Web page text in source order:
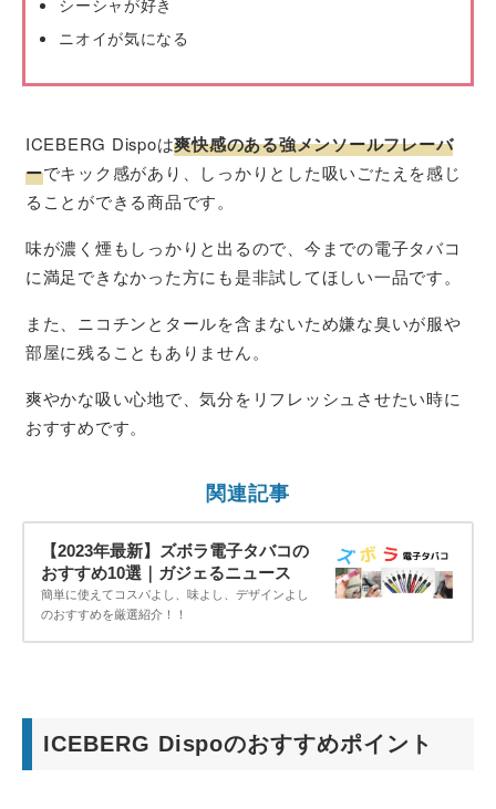
ニオイが気になる
ICEBERG Dispoは爽快感のある強メンソールフレーバ
ーでキック感があり、しっかりとした吸いごたえを感じ
ることができる商品です。
味が濃く煙もしっかりと出るので、今までの電子タバコ
に満足できなかった方にも是非試してほしい一品です。
また、ニコチンとタールを含まないため嫌な臭いが服や
部屋に残ることもありません。
爽やかな吸い心地で、気分をリフレッシュさせたい時に
おすすめです。
関連記事
【2023年最新】ズボラ電子タバコの
おすすめ10選｜ガジェるニュース
簡単に使えてコスパよし、味よし、デザインよし
のおすすめを厳選紹介！！
ICEBERG Dispoのおすすめポイント